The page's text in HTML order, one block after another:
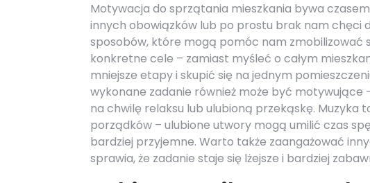
Motywacja do sprzątania mieszkania bywa
innych obowiązków lub po prostu brak nam chęci
sposobów, które mogą pomóc nam zmobilizować
konkretne cele – zamiast myśleć o całym
mniejsze etapy i skupić się na jednym
wykonane zadanie również może być
na chwilę relaksu lub ulubioną przekąskę. Muzyka
porządków – ulubione utwory mogą umilić czas
bardziej przyjemne. Warto także zaangażować
sprawia, że zadanie staje się lżejsze i bardziej